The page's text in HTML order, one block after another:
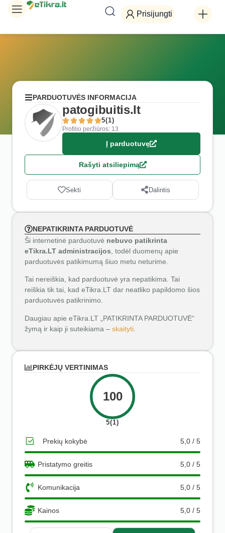
Prisijungti
PARDUOTUVĖS INFORMACIJA
patogibuitis.lt
5(1)
Profilio peržiūros: 13
Į parduotuvę
Rašyti atsiliepimą
Sekti Dalintis
NEPATIKRINTA PARDUOTUVĖ
Ši internetinė parduotuvė nebuvo patikrinta
eTikra.LT administracijos , todėl duomenų apie
parduotuvės patikimumą šiuo metu neturime.
Tai nereiškia, kad parduotuvė yra nepatikima. Tai
reiškia tik tai, kad eTikra.LT dar neatliko papildomo šios
parduotuvės patikrinimo.
Daugiau apie eTikra.LT „PATIKRINTA PARDUOTUVĖ“
žymą ir kaip ji suteikiama – skaityti
PIRKĖJŲ VERTINIMAS
100
5(1)
Prekių kokybė 5,0 / 5
Pristatymo greitis 5,0 / 5
Komunikacija 5,0 / 5
Kainos 5,0 / 5